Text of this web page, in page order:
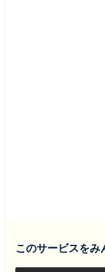
このサービスをみ